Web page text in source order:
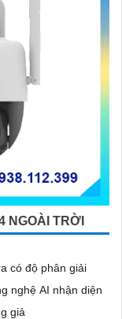
NGOÀI TRỜI
có độ phân giải
nghệ AI nhận diện
giả